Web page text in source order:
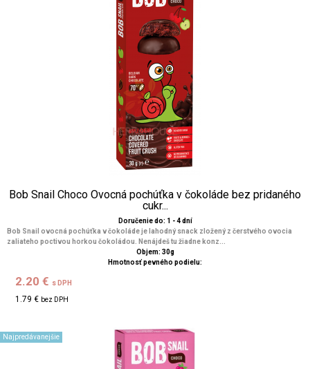
Bob Snail Choco Ovocná pochúťka v čokoláde bez pridaného
cukr...
Doručenie do: 1 - 4 dní
Bob Snail ovocná pochúťka v čokoláde je lahodný snack zložený z čerstvého ovocia
zaliateho poctivou horkou čokoládou. Nenájdeš tu žiadne konz...
Objem: 30g
Hmotnosť pevného podielu:
2.20 € s DPH
1.79 € bez DPH
Najpredávanejšie